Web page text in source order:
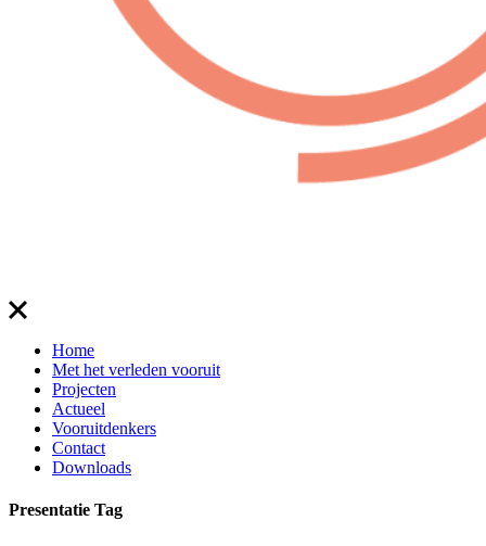
Home
Met het verleden vooruit
Projecten
Actueel
Vooruitdenkers
Contact
Downloads
Presentatie Tag